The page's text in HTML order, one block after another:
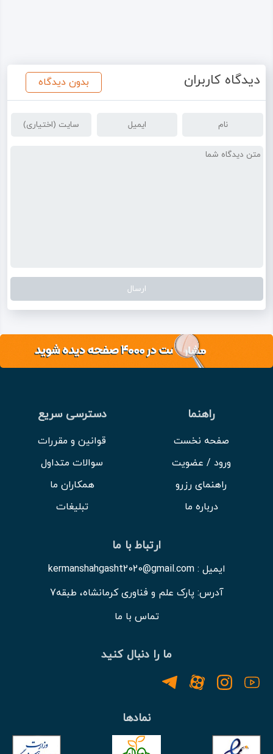
دیدگاه کاربران بدون دیدگاه
راهنما
صفحه نخست
ورود / عضویت
راهنمای رزرو
درباره ما
دسترسی سریع
قوانین و مقررات
سوالات متداول
همکاران ما
تبلیغات
ارتباط با ما
ایمیل : kermanshahgasht2020@gmail.com
آدرس: پارک علم و فناوری کرمانشاه، طبقه7
تماس با ما
ما را دنبال کنید
نمادها